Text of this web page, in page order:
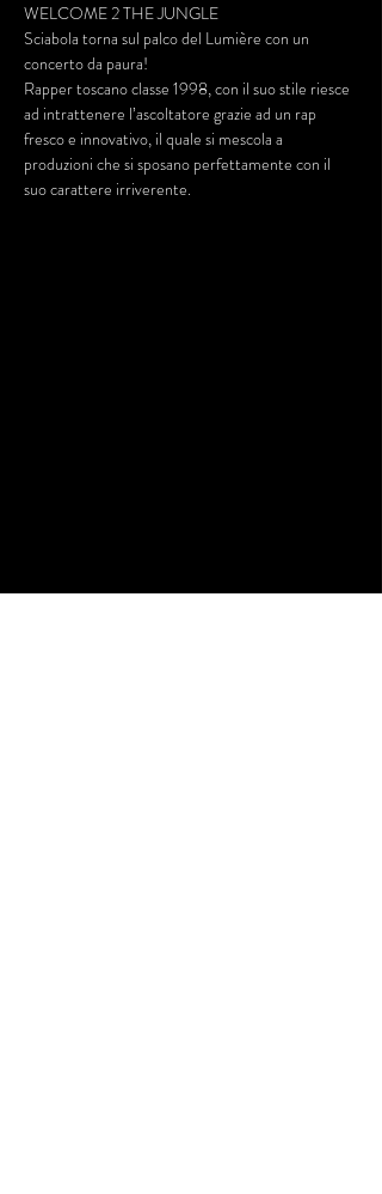
WELCOME 2 THE JUNGLE
Sciabola torna sul palco del Lumière con un
concerto da paura!
Rapper toscano classe 1998, con il suo stile riesce
ad intrattenere l’ascoltatore grazie ad un rap
fresco e innovativo, il quale si mescola a
produzioni che si sposano perfettamente con il
suo carattere irriverente.